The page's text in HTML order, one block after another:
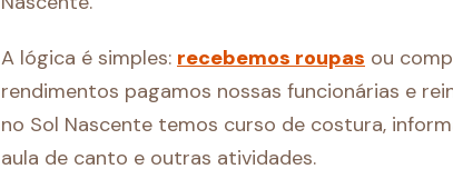
A lógica é simples: recebemos roupas ou
rendimentos pagamos nossas funcionárias e
no Sol Nascente temos curso de costura,
aula de canto e outras atividades.